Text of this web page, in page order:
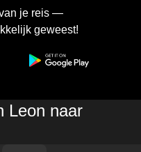
je reis —
geweest!
Leon naar